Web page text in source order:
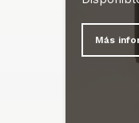
Más